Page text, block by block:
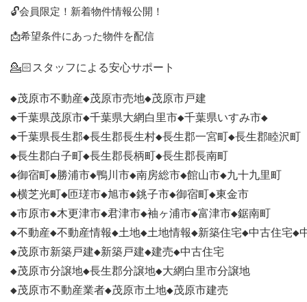
🔓会員限定！新着物件情報公開！
📩希望条件にあった物件を配信
💁🏻スタッフによる安心サポート
◆茂原市不動産◆茂原市売地◆茂原市戸建
◆千葉県茂原市◆千葉県大網白里市◆千葉県いすみ市◆
◆千葉県長生郡◆長生郡長生村◆長生郡一宮町◆長生郡睦沢町
◆長生郡白子町◆長生郡長柄町◆長生郡長南町
◆御宿町◆勝浦市◆鴨川市◆南房総市◆館山市◆九十九里町
◆横芝光町◆匝瑳市◆旭市◆銚子市◆御宿町◆東金市
◆市原市◆木更津市◆君津市◆袖ヶ浦市◆富津市◆鋸南町
◆不動産◆不動産情報◆土地◆土地情報◆新築住宅◆中古住宅◆
◆茂原市新築戸建◆新築戸建◆建売◆中古住宅
◆茂原市分譲地◆長生郡分譲地◆大網白里市分譲地
◆茂原市不動産業者◆茂原市土地◆茂原市建売